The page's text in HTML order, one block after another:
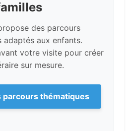
des parcours
adaptés aux enfants.
votre visite pour créer
sur mesure.
parcours thématiques